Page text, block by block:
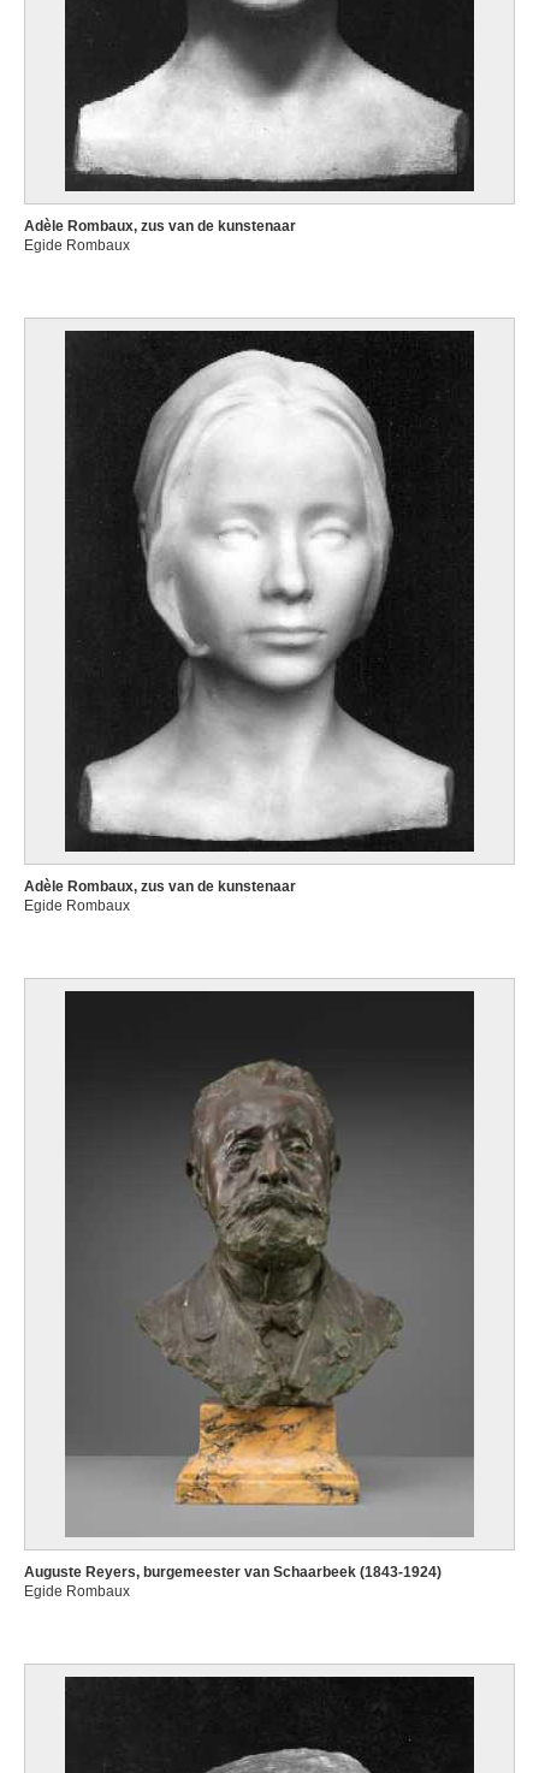
Adèle Rombaux, zus van de kunstenaar
Egide Rombaux
Adèle Rombaux, zus van de kunstenaar
Egide Rombaux
Auguste Reyers, burgemeester van Schaarbeek (1843-1924)
Egide Rombaux